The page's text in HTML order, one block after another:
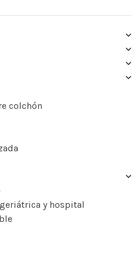
colchón
y hospital